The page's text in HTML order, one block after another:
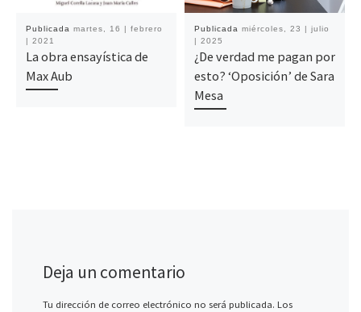
Publicada martes, 16 | febrero
| 2021
La obra ensayística de
Max Aub
Publicada miércoles, 23 | julio
| 2025
¿De verdad me pagan por
esto? ‘Oposición’ de Sara
Mesa
Deja un comentario
Tu dirección de correo electrónico no será publicada. Los